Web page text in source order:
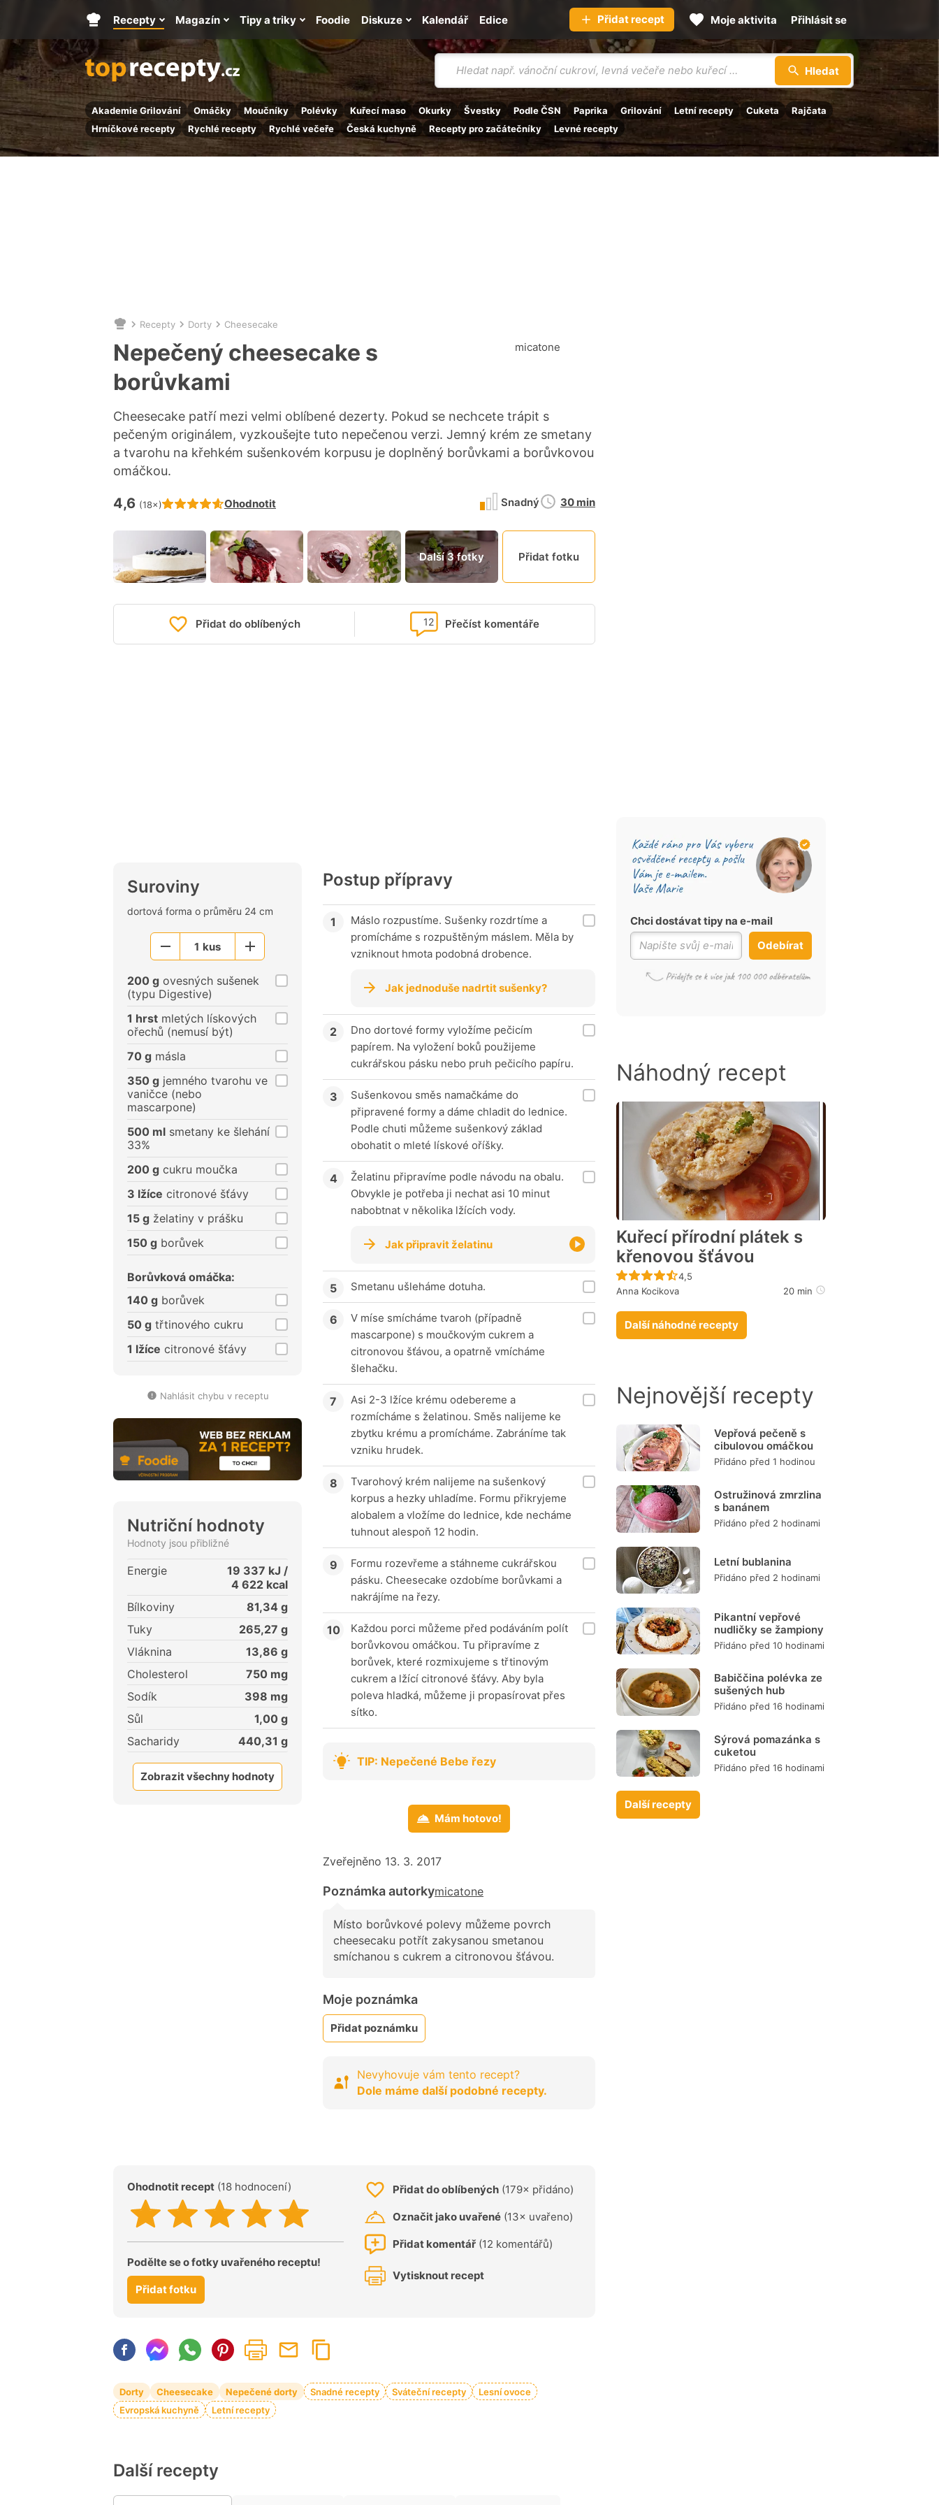
Vyhledávání
Hledat
Akademie Grilování Omáčky Moučníky Polévky Kuřecí maso Okurky Švestky Podle ČSN Paprika Grilování Letní recepty Cuketa
Rajčata
Hrníčkové recepty
Rychlé recepty Rychlé večeře Česká kuchyně Recepty pro začátečníky Levné recepty
Hlavní
stránka
Recepty Magazín Tipy a triky Kalendář
Foodie Diskuze Edice Přidat recept Moje aktivita Přihlásit se
Nacházíte
se
zde:
Recepty Dorty Cheesecake
Nepečený cheesecake s
borůvkami
Cheesecake patří mezi velmi oblíbené dezerty. Pokud se nechcete trápit s
pečeným originálem, vyzkoušejte tuto nepečenou verzi. Jemný krém ze smetany
a tvarohu na křehkém sušenkovém korpusu je doplněný borůvkami a borůvkovou
omáčkou.
Hodnocení receptu je
4,6 (18×) Ohodnotit
micatone
Snadný
Doba
30 min
Další 3 fotky Přidat fotku
Přidat do oblíbených Přečíst komentáře
12
Suroviny
dortová forma o průměru 24 cm
1 kus
Větší
200 g ovesných sušenek
(typu Digestive)
1 hrst mletých lískových
ořechů (nemusí být)
70 g másla
350 g jemného tvarohu ve
vaničce (nebo
mascarpone)
500 ml smetany ke šlehání
33%
200 g cukru moučka
3 lžíce citronové šťávy
15 g želatiny v prášku
150 g borůvek
Borůvková omáčka:
140 g borůvek
50 g třtinového cukru
1 lžíce citronové šťávy
Nahlásit chybu v receptu
Nutriční hodnoty
Hodnoty jsou přibližné
Energie 19 337 kJ /
4 622 kcal
Bílkoviny
81,34 g
Tuky
265,27 g
Vláknina
13,86 g
Cholesterol
750 mg
Sodík
398 mg
Sůl
1,00 g
Sacharidy
440,31 g
Zobrazit všechny hodnoty
Postup přípravy
Máslo rozpustíme. Sušenky rozdrtíme a
promícháme s rozpuštěným máslem. Měla by
vzniknout hmota podobná drobence.
Jak jednoduše nadrtit sušenky?
Dno dortové formy vyložíme pečicím
papírem. Na vyložení boků použijeme
cukrářskou pásku nebo pruh pečicího papíru.
Sušenkovou směs namačkáme do
připravené formy a dáme chladit do lednice.
Podle chuti můžeme sušenkový základ
obohatit o mleté lískové oříšky.
Želatinu připravíme podle návodu na obalu.
Obvykle je potřeba ji nechat asi 10 minut
nabobtnat v několika lžících vody.
Jak připravit želatinu
Smetanu ušleháme dotuha.
V míse smícháme tvaroh (případně
mascarpone) s moučkovým cukrem a
citronovou šťávou, a opatrně vmícháme
šlehačku.
Asi 2-3 lžíce krému odebereme a
rozmícháme s želatinou. Směs nalijeme ke
zbytku krému a promícháme. Zabráníme tak
vzniku hrudek.
Tvarohový krém nalijeme na sušenkový
korpus a hezky uhladíme. Formu přikryjeme
alobalem a vložíme do lednice, kde necháme
tuhnout alespoň 12 hodin.
Formu rozevřeme a stáhneme cukrářskou
pásku. Cheesecake ozdobíme borůvkami a
nakrájíme na řezy.
Každou porci můžeme před podáváním polít
borůvkovou omáčkou. Tu připravíme z
borůvek, které rozmixujeme s třtinovým
cukrem a lžící citronové šťávy. Aby byla
poleva hladká, můžeme ji propasírovat přes
sítko.
TIP: Nepečené Bebe řezy
Mám hotovo!
Zveřejněno 13. 3. 2017
Poznámka autorkymicatone
Místo borůvkové polevy můžeme povrch
cheesecaku potřít zakysanou smetanou
smíchanou s cukrem a citronovou šťávou.
Moje poznámka
Přidat poznámku
Nevyhovuje vám tento recept?
Dole máme další podobné recepty.
Ohodnotit recept (18 hodnocení)
Podělte se o fotky uvařeného receptu!
Přidat fotku
Přidat do oblíbených (179× přidáno)
Označit jako uvařené (13× uvařeno)
Přidat komentář (12 komentářů)
Vytisknout recept
Dorty Cheesecake Nepečené dorty Snadné recepty Sváteční recepty
Lesní ovoce
Evropská kuchyně
Letní recepty
Další recepty
Chci dostávat tipy na e-mail
Odebírat
Náhodný recept
Kuřecí přírodní plátek s
křenovou šťávou
Recept ještě nebyl hodnocen
4,5
Anna Kocikova
20 min
Další náhodné recepty
Nejnovější recepty
Vepřová pečeně s
cibulovou omáčkou
Přidáno před 1 hodinou
Ostružinová zmrzlina
s banánem
Přidáno před 2 hodinami
Letní bublanina
Přidáno před 2 hodinami
Pikantní vepřové
nudličky se žampiony
Přidáno před 10 hodinami
Babiččina polévka ze
sušených hub
Přidáno před 16 hodinami
Sýrová pomazánka s
cuketou
Přidáno před 16 hodinami
Další recepty